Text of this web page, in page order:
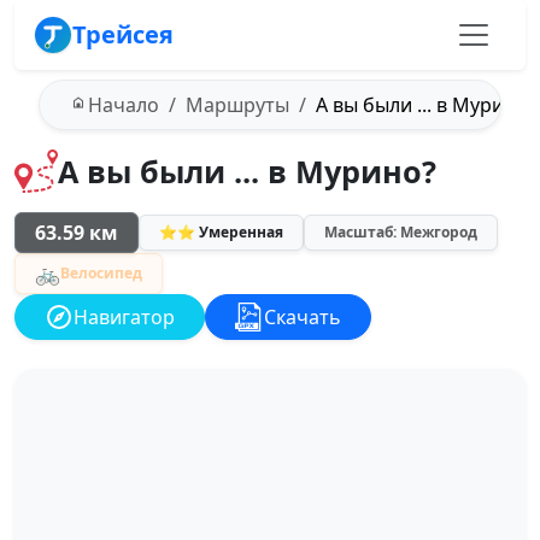
Трейсея
Начало Маршруты А вы были ... в Мурино?
А вы были ... в Мурино?
63.59 км ⭐⭐ Умеренная Масштаб: Межгород
🚲Велосипед
Навигатор Скачать